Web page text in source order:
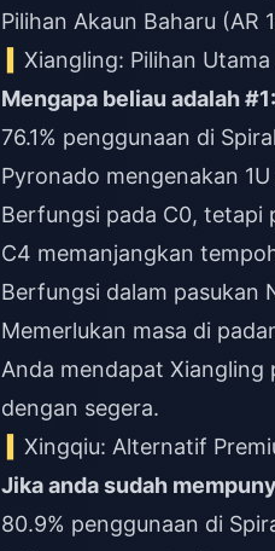
Pilihan Akaun Baharu (AR
Xiangling: Pilihan
Mengapa beliau adalah #1:
76.1% penggunaan di
Pyronado mengenakan
Berfungsi pada C0, tetapi
C4 memanjangkan
Berfungsi dalam pasukan
Memerlukan masa di
Anda mendapat Xiangling
dengan segera.
Xingqiu: Alternatif
Jika anda sudah
80.9% penggunaan di